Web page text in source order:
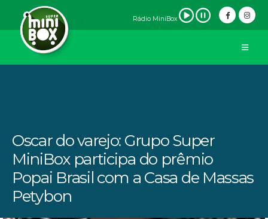
Rádio MiniBox
Oscar do varejo: Grupo Super
MiniBox participa do prêmio
Popai Brasil com a Casa de Massas
Petybon